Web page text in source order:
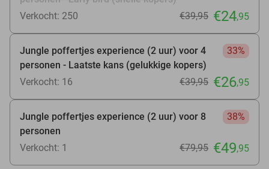
Verkocht: 250 €39,95 €24,95
Jungle poffertjes experience (2 uur) voor 4
personen - Laatste kans (gelukkige kopers)
33%
Verkocht: 16 €39,95 €26,95
Jungle poffertjes experience (2 uur) voor 8
personen
38%
Verkocht: 1 €79,95 €49,95